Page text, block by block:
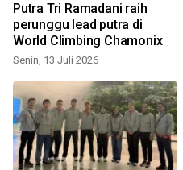
Putra Tri Ramadani raih
perunggu lead putra di
World Climbing Chamonix
Senin, 13 Juli 2026